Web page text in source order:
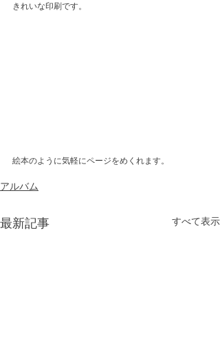
きれいな印刷です。
絵本のように気軽にページをめくれます。
アルバム
最新記事 すべて表示